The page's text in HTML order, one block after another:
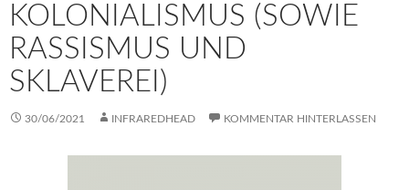
KOLONIALISMUS (SOWIE
RASSISMUS UND
SKLAVEREI)
30/06/2021 INFRAREDHEAD KOMMENTAR HINTERLASSEN